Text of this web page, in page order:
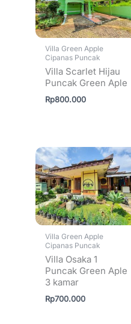
Villa Green Apple
Cipanas Puncak
Villa Scarlet Hijau
Puncak Green Aple
Rp800.000
Villa Green Apple
Cipanas Puncak
Villa Osaka 1
Puncak Green Aple
3 kamar
Rp700.000